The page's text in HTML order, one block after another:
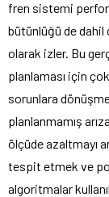
fren sistemi
bütünlüğü de
olarak izler. Bu
planlaması için
sorunlara
planlanmamış
ölçüde azaltmayı
tespit etmek ve
algoritmalar